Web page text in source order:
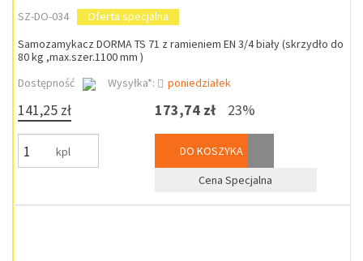
SZ-DO-034
Oferta specjalna
Samozamykacz DORMA TS 71 z ramieniem EN 3/4 biały (skrzydło do
80 kg ,max.szer.1100 mm )
Dostępność
Wysyłka*: poniedziałek
141,25 zł
kpl
173,74 zł 23%
DO KOSZYKA
Cena Specjalna